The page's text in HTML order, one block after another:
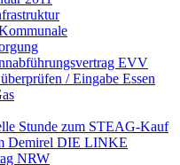
EVV
/ Eingabe Essen
Stunde zum STEAG-Kauf
Demirel DIE LINKE
NRW